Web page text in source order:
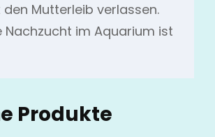
Mutterleib verlassen.
Nachzucht im Aquarium ist
Produkte